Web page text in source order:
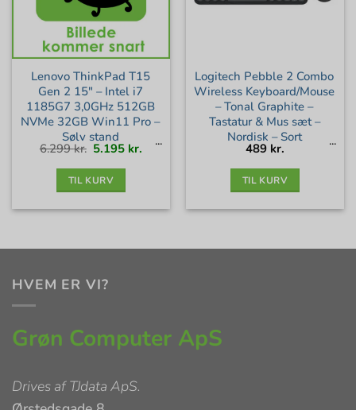
Lenovo ThinkPad T15
Gen 2 15″ – Intel i7
1185G7 3,0GHz 512GB
NVMe 32GB Win11 Pro –
Sølv stand
6.299kr. Den
oprindelige
pris
5.195 kr. Den
TIL KURV
Logitech Pebble 2 Combo
Wireless Keyboard/Mouse
– Tonal Graphite –
Tastatur & Mus sæt –
Nordisk – Sort
489 kr.
TIL KURV
HVEM ER VI?
Grøn Computer ApS
Drives afTJdata ApS.